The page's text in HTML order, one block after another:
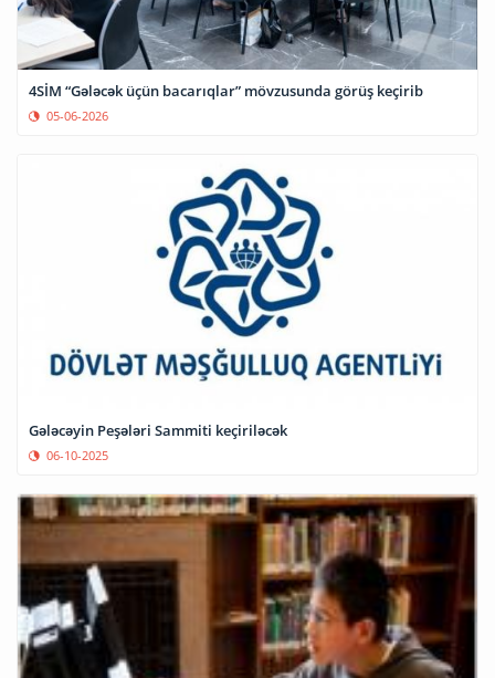
4SİM “Gələcək üçün bacarıqlar” mövzusunda görüş keçirib
05-06-2026
Gələcəyin Peşələri Sammiti keçiriləcək
06-10-2025